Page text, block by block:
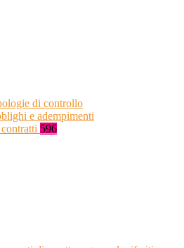
di controllo
e adempimenti
596